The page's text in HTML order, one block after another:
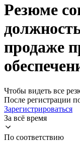
Резюме
продаже
Чтобы видеть все
После регистрации
Зарегистрироваться
За всё время
По соответствию